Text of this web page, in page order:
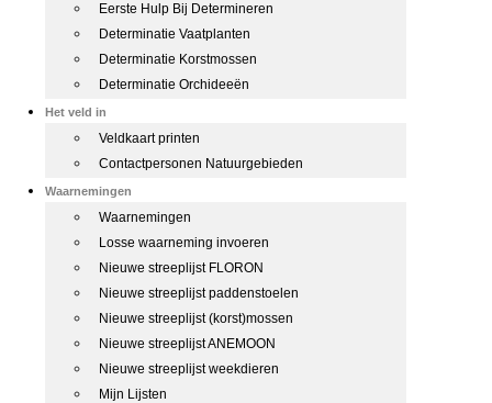
Eerste Hulp Bij Determineren
Determinatie Vaatplanten
Determinatie Korstmossen
Determinatie Orchideeën
Het veld in
Veldkaart printen
Contactpersonen Natuurgebieden
Waarnemingen
Waarnemingen
Losse waarneming invoeren
Nieuwe streeplijst FLORON
Nieuwe streeplijst paddenstoelen
Nieuwe streeplijst (korst)mossen
Nieuwe streeplijst ANEMOON
Nieuwe streeplijst weekdieren
Mijn Lijsten